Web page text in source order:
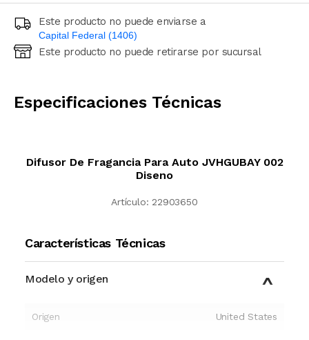
Este producto no puede enviarse a
Capital Federal (1406)
Ingresá código postal (sólo números)
Este producto no puede retirarse por sucursal
Especificaciones Técnicas
Difusor De Fragancia Para Auto JVHGUBAY 002
Diseno
Artículo: 22903650
Características Técnicas
Modelo y origen
Origen United States